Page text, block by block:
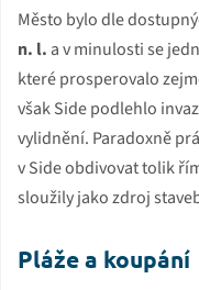
Město bylo dle
n. l. a v minulosti se
které prosperovalo
však Side podlehlo
vylidnění. Paradoxně
v Side obdivovat tolik
sloužily jako zdroj
Pláže a koupání